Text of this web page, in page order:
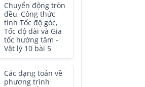
Chuyển động tròn
đều, Công thức
tính Tốc độ góc,
Tốc độ dài và Gia
tốc hướng tâm -
Vật lý 10 bài 5
Các dạng toán về
phương trình